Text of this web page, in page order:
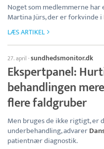
Noget som medlemmerne
Martina Jürs, der er forkvinde i
LÆS ARTIKEL
27. april ·sundhedsmonitor.dk
Ekspertpanel:
behandlingen
flere faldgruber
Men bruges de ikke rigtigt, er
underbehandling, advarer
patientnær diagnostik.